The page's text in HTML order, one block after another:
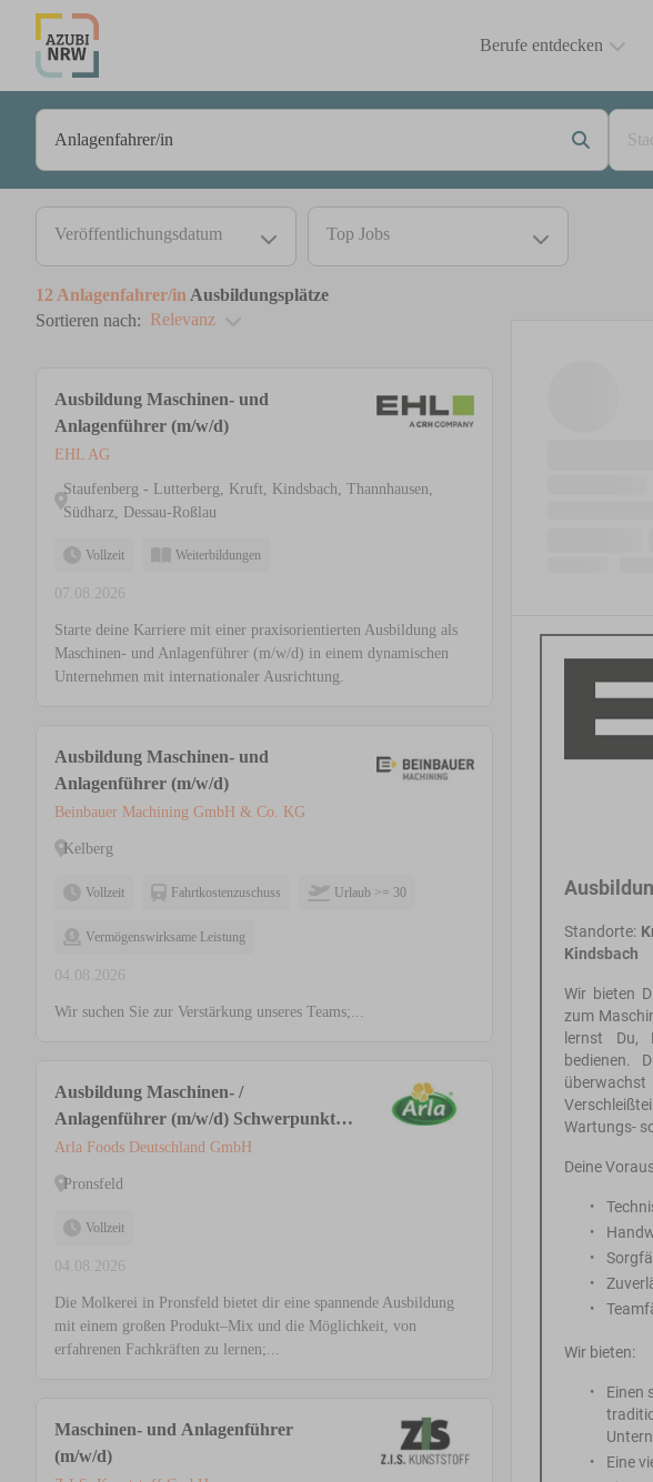
Berufe entdecken
Veröffentlichungsdatum Top Jobs
12 Anlagenfahrer/in Ausbildungsplätze
Sortieren nach: Relevanz
Ausbildung Maschinen- und
Anlagenführer (m/w/d)
EHL AG
Staufenberg - Lutterberg, Kruft, Kindsbach, Thannhausen,
Südharz, Dessau-Roßlau
Vollzeit Weiterbildungen
07.08.2026
Starte deine Karriere mit einer praxisorientierten Ausbildung als
Maschinen- und Anlagenführer (m/w/d) in einem dynamischen
Unternehmen mit internationaler Ausrichtung.
Ausbildung Maschinen- und
Anlagenführer (m/w/d)
Beinbauer Machining GmbH & Co. KG
Kelberg
Vollzeit Fahrtkostenzuschuss Urlaub >= 30
Vermögenswirksame Leistung
04.08.2026
Wir suchen Sie zur Verstärkung unseres Teams;...
Ausbildung Maschinen- /
Anlagenführer (m/w/d) Schwerpunkt
Lebensmitteltechnik
Arla Foods Deutschland GmbH
Pronsfeld
Vollzeit
04.08.2026
Die Molkerei in Pronsfeld bietet dir eine spannende Ausbildung
mit einem großen Produkt–Mix und die Möglichkeit, von
erfahrenen Fachkräften zu lernen;...
Maschinen- und Anlagenführer
(m/w/d)